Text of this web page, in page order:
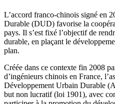
L’accord franco-chinois signé en
Durable (DUD) favorise la
pays. Il s’est fixé l’objectif de
durable, en plaçant le
plan.
Créée dans ce contexte fin 2008
d’ingénieurs chinois en France,
Développement Urbain Durable
but non lucratif (loi 1901), avec